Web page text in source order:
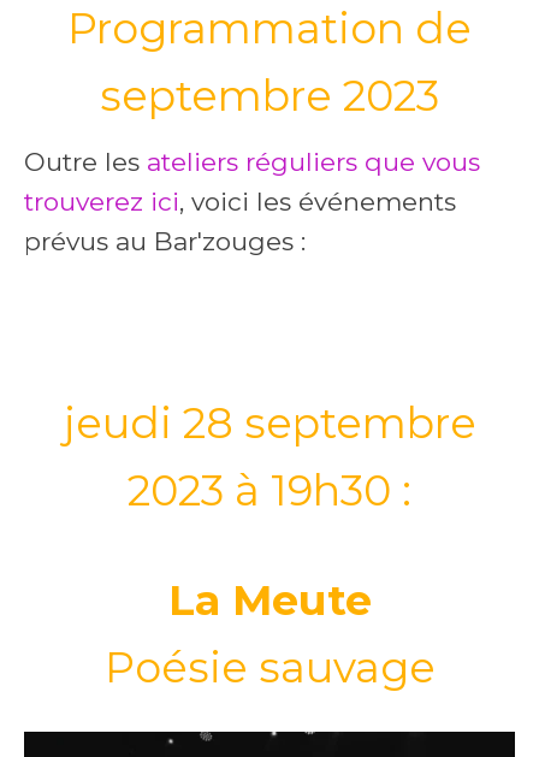
Programmation de
septembre 2023
Outre les ateliers réguliers que vous
trouverez ici, voici les événements
prévus au Bar'zouges :
jeudi 28 septembre
2023 à 19h30 :
La Meute
Poésie sauvage